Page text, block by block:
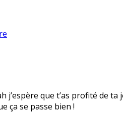
j’espère que t’as profité de ta
ça se passe bien !